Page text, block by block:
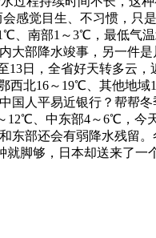
感觉目生、不习惯，只
、南部1～3℃，最低气
部降水竣事，另一件
日，全省好天转多云
北16～19℃、其他地
人平易近银行？帮帮
、中东部4～6℃，今
部还会有弱降水残留
脚够，日本却送来了一